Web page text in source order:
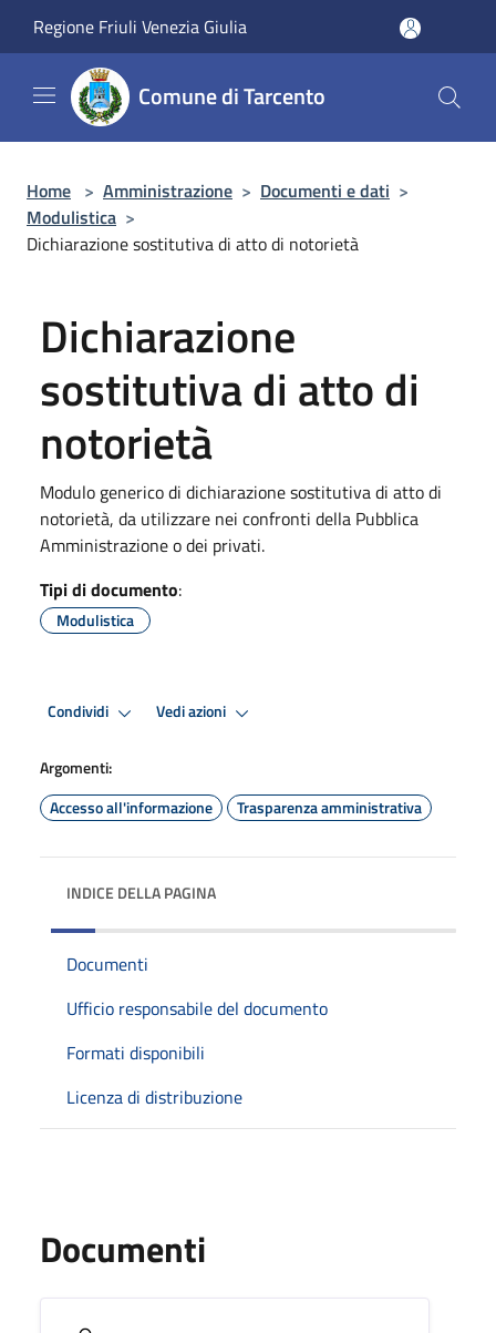
Regione Friuli Venezia Giulia
Comune di Tarcento
Home > Amministrazione > Documenti e dati >
Modulistica >
Dichiarazione sostitutiva di atto di notorietà
Dichiarazione
sostitutiva di atto di
notorietà
Modulo generico di dichiarazione sostitutiva di atto di
notorietà, da utilizzare nei confronti della Pubblica
Amministrazione o dei privati.
Tipi di documento:
Modulistica
Condividi Vedi azioni
Argomenti:
Accesso all'informazione
Trasparenza amministrativa
INDICE DELLA PAGINA
Documenti
Ufficio responsabile del documento
Formati disponibili
Licenza di distribuzione
Documenti